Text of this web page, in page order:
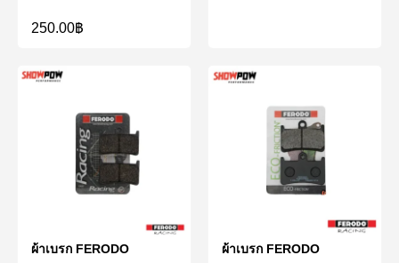
250.00฿
ผ้าเบรก FERODO
ผ้าเบรก FERODO